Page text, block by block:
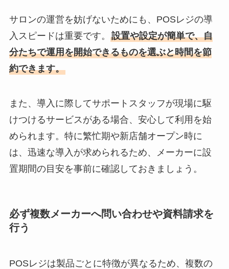
サロンの運営を妨げないためにも、POSレジの導
入スピードは重要です。 設置や設定が簡単で、自
分たちで運用を開始できるものを選ぶと時間を節
約できます。
また、導入に際してサポートスタッフが現場に駆
けつけるサービスがある場合、安心して利用を始
められます。特に繁忙期や新店舗オープン時に
は、迅速な導入が求められるため、メーカーに設
置期間の目安を事前に確認しておきましょう。
必ず複数メーカーへ問い合わせや資料請求を
行う
POSレジは製品ごとに特徴が異なるため、複数の